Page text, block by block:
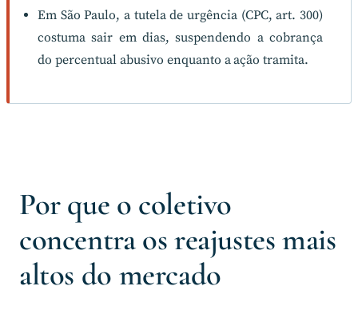
Em São Paulo, a tutela de urgência (CPC, art. 300)
costuma sair em dias, suspendendo a cobrança
do percentual abusivo enquanto a ação tramita.
Por que o coletivo
concentra os reajustes mais
altos do mercado